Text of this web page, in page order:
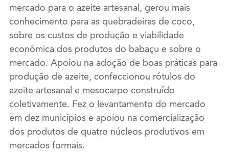
mercado para o azeite artesanal, gerou mais
conhecimento para as quebradeiras de coco,
sobre os custos de produção e viabilidade
econômica dos produtos do babaçu e sobre o
mercado. Apoiou na adoção de boas práticas para
produção de azeite, confeccionou rótulos do
azeite artesanal e mesocarpo construído
coletivamente. Fez o levantamento do mercado
em dez municípios e apoiou na comercialização
dos produtos de quatro núcleos produtivos em
mercados formais.